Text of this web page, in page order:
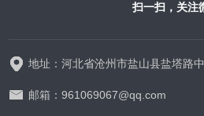
扫一扫，关注
地址：河北省沧州市盐山县盐塔路
邮箱：961069067@qq.com